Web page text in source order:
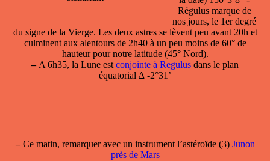
Régulus marque de
nos jours, le 1er degré
du signe de la Vierge. Les deux astres se lèvent peu avant 20h et
culminent aux alentours de 2h40 à un peu moins de 60° de
hauteur pour notre latitude (45° Nord).
–A 6h35, la Lune estconjointe à Regulus dans le plan
équatorial ∆ -2°31’
–Ce matin, remarquer avec un instrument l’astéroïde (3) Junon
près de Mars